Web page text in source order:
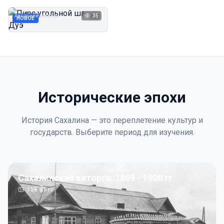
НОВОЕ 1923
Автор неизвестен 35
Исторические эпохи
История Сахалина — это переплетение культур и
государств. Выберите период для изучения.
Сахалинская каторга: 1869 - 1906 гг
156фото